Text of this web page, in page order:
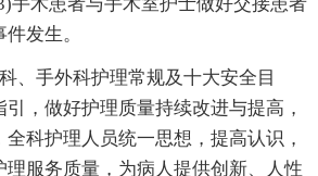
发生。
手外科护理常规及十大安全目
，做好护理质量持续改进与提高，
科护理人员统一思想，提高认识，
理服务质量，为病人提供创新、人性